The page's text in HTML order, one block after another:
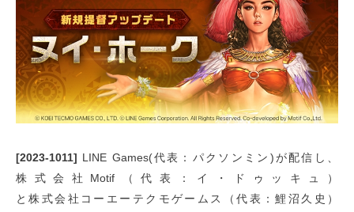
[2023-1011] LINE Games(代表：パクソンミン)が配信し、
株式会社Motif（代表：イ・ドゥッキュ）
と株式会社コーエーテクモゲームス（代表：鯉沼久史）